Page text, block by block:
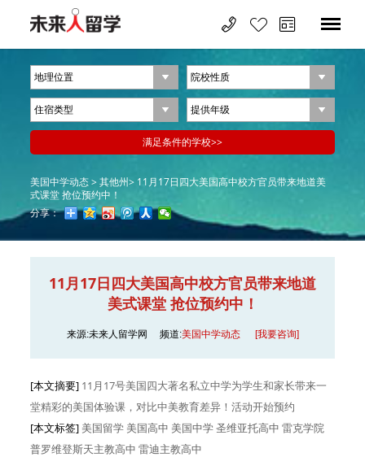
美国中学动态 >其他州> 11月17日四大美国高中校方官员带来地道美
式课堂 抢位预约中！
分享：
11月17日四大美国高中校方官员带来地道
美式课堂 抢位预约中！
来源:未来人留学网 频道:美国中学动态 [我要咨询]
[本文摘要] 11月17号美国四大著名私立中学为学生和家长带来一
堂精彩的美国体验课，对比中美教育差异！活动开始预约
[本文标签] 美国留学 美国高中 美国中学 圣维亚托高中 雷克学院
普罗维登斯天主教高中 雷迪主教高中